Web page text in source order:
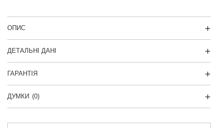
ОПИС
ДЕТАЛЬНІ ДАНІ
ГАРАНТІЯ
ДУМКИ (0)